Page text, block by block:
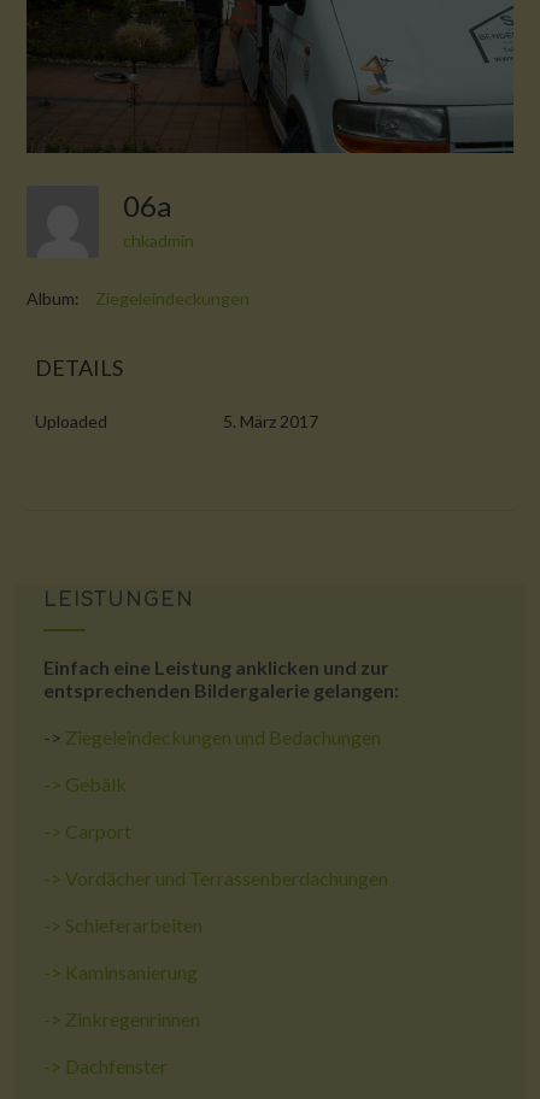
06a
chkadmin
Album: Ziegeleindeckungen
DETAILS
Uploaded 5. März 2017
LEISTUNGEN
Einfach eine Leistung anklicken und zur
entsprechenden Bildergalerie gelangen:
-> Ziegeleindeckungen und Bedachungen
-> Gebälk
-> Carport
->Vordächer und Terrassenberdachungen
-> Schieferarbeiten
-> Kaminsanierung
-> Zinkregenrinnen
-> Dachfenster